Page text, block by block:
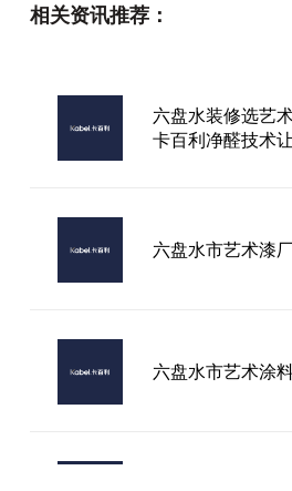
相关资讯推荐：
六盘水装修选艺
卡百利净醛技术
六盘水市艺术漆
六盘水市艺术涂